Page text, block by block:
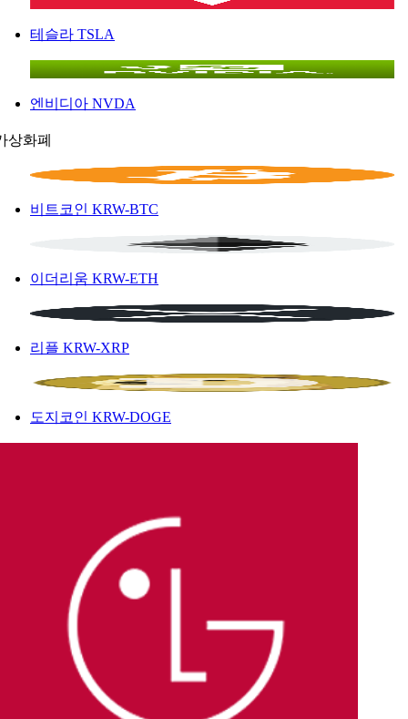
테슬라 TSLA
엔비디아 NVDA
상화폐
비트코인 KRW-BTC
이더리움 KRW-ETH
리플 KRW-XRP
도지코인 KRW-DOGE